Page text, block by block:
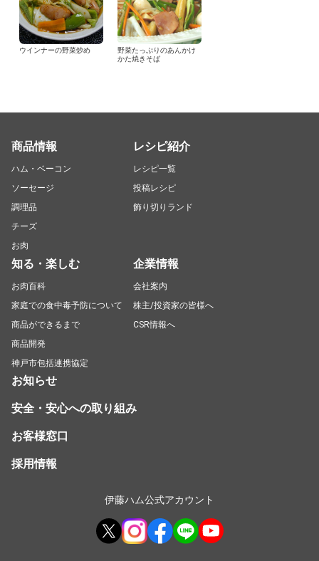
ウインナーの野菜炒め
野菜たっぷりのあんかけ
かた焼きそば
商品情報
ハム・ベーコン
ソーセージ
調理品
チーズ
お肉
レシピ紹介
レシピ一覧
投稿レシピ
飾り切りランド
知る・楽しむ
お肉百科
家庭での食中毒予防について
商品ができるまで
商品開発
神戸市包括連携協定
企業情報
会社案内
株主/投資家の皆様へ
CSR情報へ
お知らせ
安全・安心への取り組み
お客様窓口
採用情報
伊藤ハム公式アカウント